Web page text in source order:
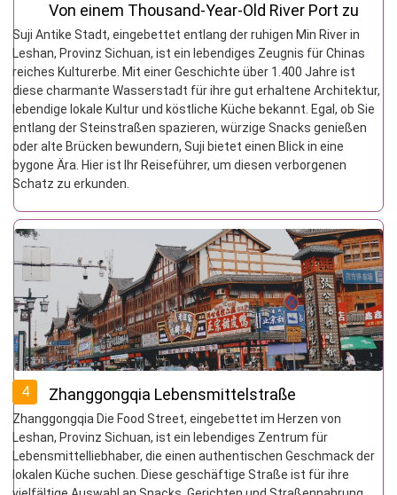
Von einem Thousand-Year-Old River Port zu
einer Vibrant Gastronomischen Haven
Suji Antike Stadt, eingebettet entlang der ruhigen Min River in
Leshan, Provinz Sichuan, ist ein lebendiges Zeugnis für Chinas
reiches Kulturerbe. Mit einer Geschichte über 1.400 Jahre ist
diese charmante Wasserstadt für ihre gut erhaltene Architektur,
lebendige lokale Kultur und köstliche Küche bekannt. Egal, ob Sie
entlang der Steinstraßen spazieren, würzige Snacks genießen
oder alte Brücken bewundern, Suji bietet einen Blick in eine
bygone Ära. Hier ist Ihr Reiseführer, um diesen verborgenen
Schatz zu erkunden.
4 Zhanggongqia Lebensmittelstraße
Zhanggongqia Die Food Street, eingebettet im Herzen von
Leshan, Provinz Sichuan, ist ein lebendiges Zentrum für
Lebensmittelliebhaber, die einen authentischen Geschmack der
lokalen Küche suchen. Diese geschäftige Straße ist für ihre